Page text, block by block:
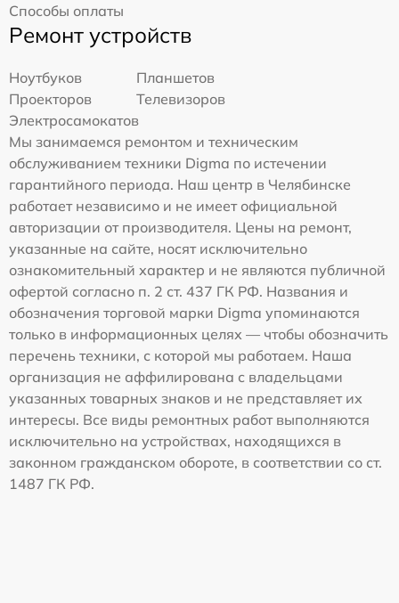
Способы оплаты
Ремонт устройств
Ноутбуков
Планшетов
Проекторов
Телевизоров
Электросамокатов
Мы занимаемся ремонтом и техническим
обслуживанием техники Digma по истечении
гарантийного периода. Наш центр в Челябинске
работает независимо и не имеет официальной
авторизации от производителя. Цены на ремонт,
указанные на сайте, носят исключительно
ознакомительный характер и не являются публичной
офертой согласно п. 2 ст. 437 ГК РФ. Названия и
обозначения торговой марки Digma упоминаются
только в информационных целях — чтобы обозначить
перечень техники, с которой мы работаем. Наша
организация не аффилирована с владельцами
указанных товарных знаков и не представляет их
интересы. Все виды ремонтных работ выполняются
исключительно на устройствах, находящихся в
законном гражданском обороте, в соответствии со ст.
1487 ГК РФ.